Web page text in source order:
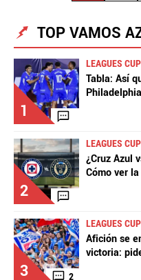
TOP VAMOS
1
LEAGUES CUP
Tabla: Así
2
LEAGUES CUP
¿Cruz Azul
Cómo ver
3 2
LEAGUES CUP
Afición se
victoria: